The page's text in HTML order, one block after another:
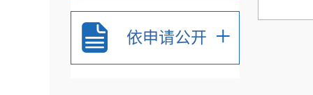
重大行政决策预公开
政务专题
依申请公开 +